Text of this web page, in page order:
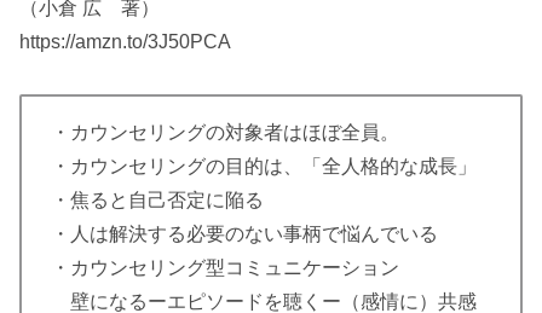
（小倉 広 著）
https://amzn.to/3J50PCA
・カウンセリングの対象者はほぼ全員。
・カウンセリングの目的は、「全人格的な成長」
・焦ると自己否定に陥る
・人は解決する必要のない事柄で悩んでいる
・カウンセリング型コミュニケーション
壁になるーエピソードを聴くー（感情に）共感